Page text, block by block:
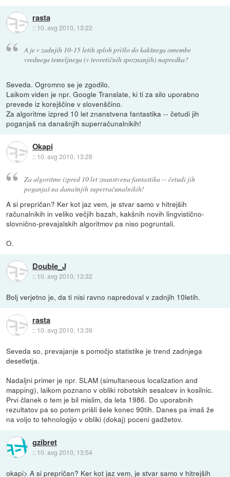
rasta
:: 10. avg 2010, 13:22
A je v zadnjih 10-15 letih sploh prišlo do kakšnega omembe
vrednega temeljnega (v teoretičnih spoznanjih) napredka?
Seveda. Ogromno se je zgodilo.
Laikom viden je npr. Google Translate, ki ti za silo uporabno
prevede iz korejščine v slovenščino.
Za algoritme izpred 10 let znanstvena fantastika -- četudi jih
poganjaš na današnjih superračunalnikih!
Okapi
:: 10. avg 2010, 13:28
Za algoritme izpred 10 let znanstvena fantastika -- četudi jih
poganjaš na današnjih superračunalnikih!
A si prepričan? Ker kot jaz vem, je stvar samo v hitrejših
računalnikih in veliko večjih bazah, kakšnih novih lingvistično-
slovnično-prevajalskih algoritmov pa niso pogruntali.
O.
Double_J
:: 10. avg 2010, 13:32
Bolj verjetno je, da ti nisi ravno napredoval v zadnjih 10letih.
rasta
:: 10. avg 2010, 13:39
Seveda so, prevajanje s pomočjo statistike je trend zadnjega
desetletja.
Nadaljni primer je npr. SLAM (simultaneous localization and
mapping), laikom poznano v obliki robotskih sesalcev in kosilnic.
Prvi članek o tem je bil mislim, da leta 1986. Do uporabnih
rezultatov pa so potem prišli šele konec 90tih. Danes pa imaš že
na voljo to tehnologijo v obliki (dokaj) poceni gadžetov.
gzibret
:: 10. avg 2010, 13:54
okapi> A si prepričan? Ker kot jaz vem, je stvar samo v hitrejših